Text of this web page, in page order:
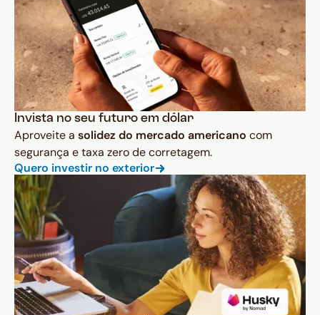
Invista no seu futuro em dólar
Aproveite a solidez do mercado americano com
segurança e taxa zero de corretagem.
Quero investir no exterior